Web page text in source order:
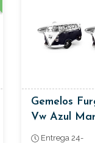
Gemelos
Vw Azul
Entrega 24-